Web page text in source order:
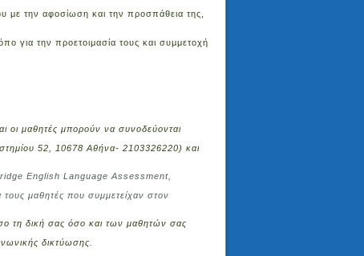
την αφοσίωση και την προσπάθεια της,
για την προετοιμασία τους και συμμετοχή
οι μαθητές μπορούν να συνοδεύονται
52, 10678 Αθήνα- 2103326220) και
English Language Assessment,
τους μαθητές που συμμετείχαν στον
τη δική σας όσο και των μαθητών σας
δικτύωσης.